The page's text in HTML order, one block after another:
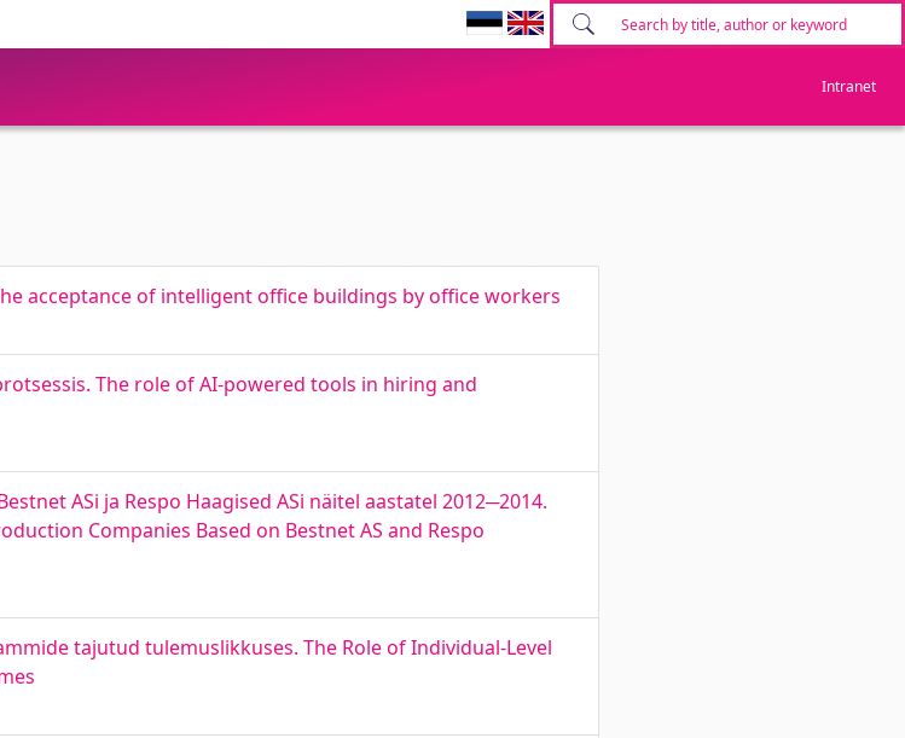
Intranet
acceptance of intelligent office buildings by office workers
The role of AI-powered tools in hiring and
ASi ja Respo Haagised ASi näitel aastatel 2012─2014.
Companies Based on Bestnet AS and Respo
tajutud tulemuslikkuses. The Role of Individual-Level